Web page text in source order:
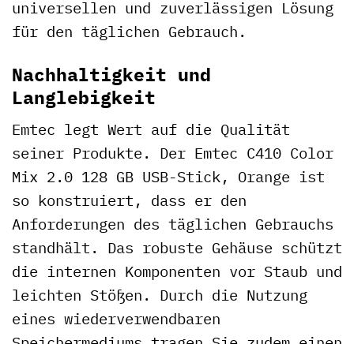
universellen und zuverlässigen Lösung
für den täglichen Gebrauch.
Nachhaltigkeit und
Langlebigkeit
Emtec legt Wert auf die Qualität
seiner Produkte. Der Emtec C410 Color
Mix 2.0 128 GB USB-Stick, Orange ist
so konstruiert, dass er den
Anforderungen des täglichen Gebrauchs
standhält. Das robuste Gehäuse schützt
die internen Komponenten vor Staub und
leichten Stößen. Durch die Nutzung
eines wiederverwendbaren